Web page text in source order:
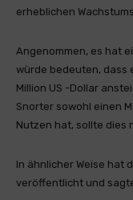
erheblichen
Angenommen, es hat
würde bedeuten, dass
Million US -Dollar
Snorter sowohl einen
Nutzen hat, sollte dies
In ähnlicher Weise hat
veröffentlicht und